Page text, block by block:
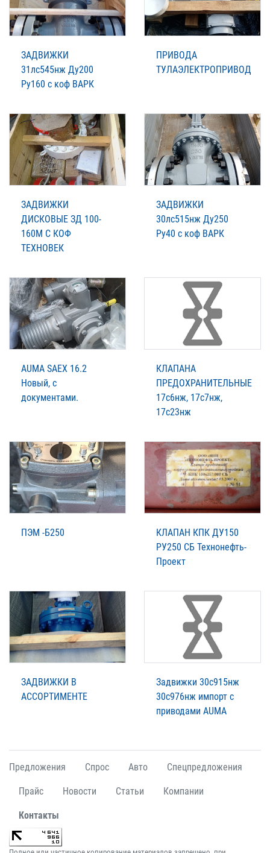
ЗАДВИЖКИ
31лс545нж Ду200
Ру160 с коф ВАРК
ПРИВОДА
ТУЛАЭЛЕКТРОПРИВОД
ЗАДВИЖКИ
ДИСКОВЫЕ ЗД 100-
160М С КОФ
ТЕХНОВЕК
ЗАДВИЖКИ
30лс515нж Ду250
Ру40 с коф ВАРК
AUMA SAEX 16.2
Новый, с
документами.
КЛАПАНА
ПРЕДОХРАНИТЕЛЬНЫЕ
17с6нж, 17с7нж,
17с23нж
ПЭМ -Б250
КЛАПАН КПК ДУ150
РУ250 СБ Технонефть-
Проект
ЗАДВИЖКИ В
АССОРТИМЕНТЕ
Задвижки 30с915нж
30с976нж импорт с
приводами AUMA
Предложения Спрос Авто Спецпредложения
Прайс Новости Статьи Компании
Контакты